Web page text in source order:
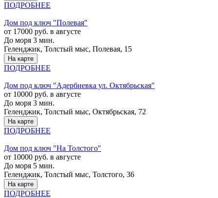
ПОДРОБНЕЕ
Дом под ключ "Полевая"
от 17000 руб. в августе
До моря 3 мин.
Геленджик, Толстый мыс, Полевая, 15
На карте
ПОДРОБНЕЕ
Дом под ключ "Адербиевка ул. Октябрьская"
от 10000 руб. в августе
До моря 3 мин.
Геленджик, Толстый мыс, Октябрьская, 72
На карте
ПОДРОБНЕЕ
Дом под ключ "На Толстого"
от 10000 руб. в августе
До моря 5 мин.
Геленджик, Толстый мыс, Толстого, 36
На карте
ПОДРОБНЕЕ